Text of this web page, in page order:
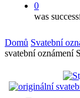
0
was
Domů Svatební
svatební oznámení